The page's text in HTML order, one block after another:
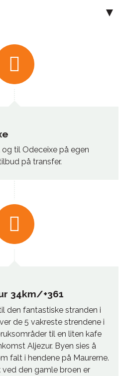
til Odeceixe på egen
på transfer.
34km/+361
den fantastiske stranden i
de 5 vakreste strendene i
til en liten kafe
Aljezur. Byen sies å
falt i hendene på Maurerne.
den gamle broen er